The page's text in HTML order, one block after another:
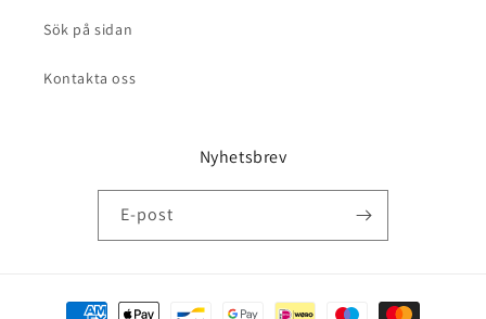
Sök på sidan
Kontakta oss
Nyhetsbrev
E-post
Betalningsmetoder